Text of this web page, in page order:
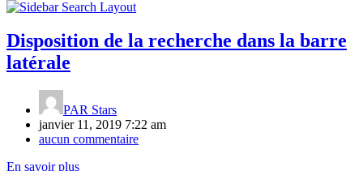
Disposition de la recherche dans la barre
latérale
PAR Stars
janvier 11, 2019 7:22 am
aucun commentaire
En savoir plus